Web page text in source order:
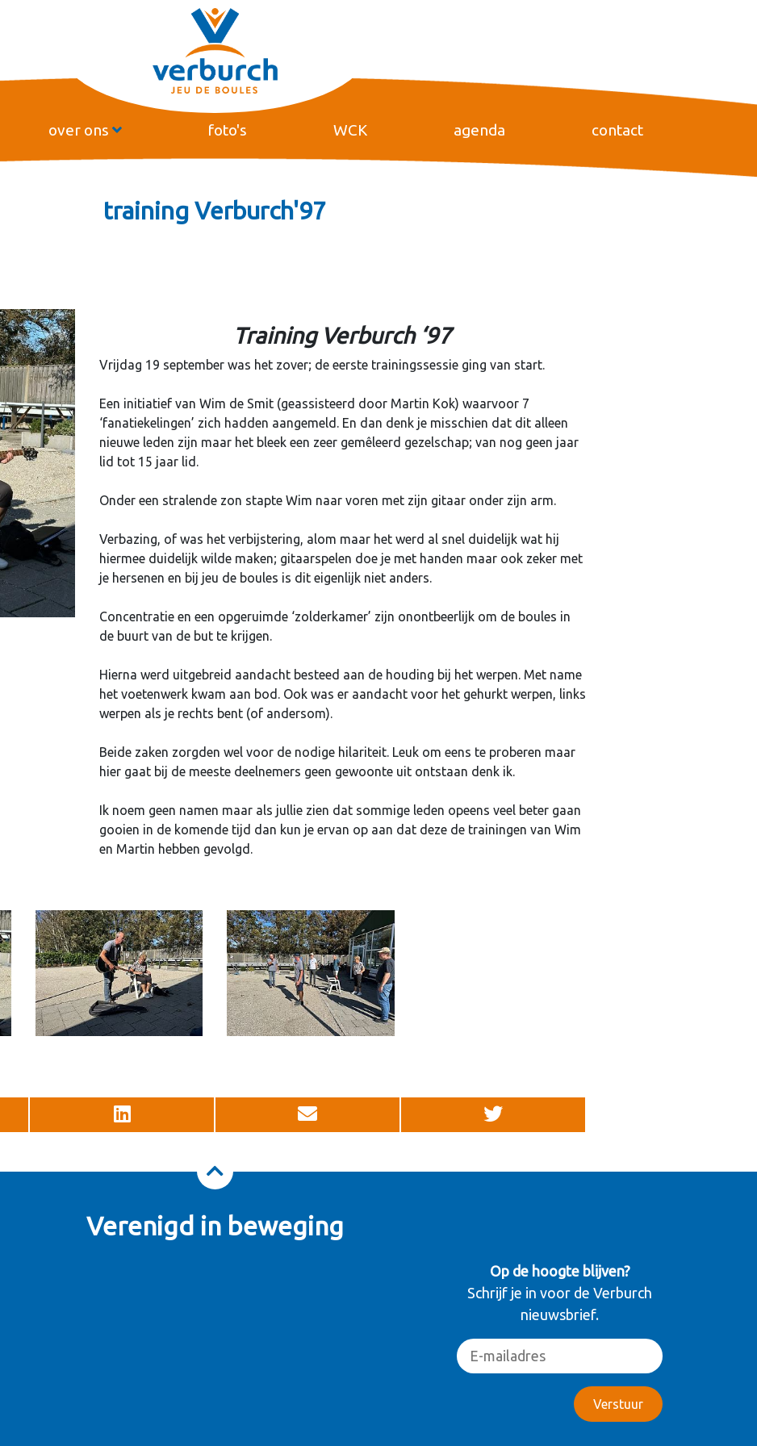
over ons foto's WCK agenda contact
training Verburch'97
Training Verburch ‘97
Vrijdag 19 september was het zover; de eerste trainingssessie ging van start.
Een initiatief van Wim de Smit (geassisteerd door Martin Kok) waarvoor 7
‘fanatiekelingen’ zich hadden aangemeld. En dan denk je misschien dat dit alleen
nieuwe leden zijn maar het bleek een zeer gemêleerd gezelschap; van nog geen jaar
lid tot 15 jaar lid.
Onder een stralende zon stapte Wim naar voren met zijn gitaar onder zijn arm.
Verbazing, of was het verbijstering, alom maar het werd al snel duidelijk wat hij
hiermee duidelijk wilde maken; gitaarspelen doe je met handen maar ook zeker met
je hersenen en bij jeu de boules is dit eigenlijk niet anders.
Concentratie en een opgeruimde ‘zolderkamer’ zijn onontbeerlijk om de boules in
de buurt van de but te krijgen.
Hierna werd uitgebreid aandacht besteed aan de houding bij het werpen. Met name
het voetenwerk kwam aan bod. Ook was er aandacht voor het gehurkt werpen, links
werpen als je rechts bent (of andersom).
Beide zaken zorgden wel voor de nodige hilariteit. Leuk om eens te proberen maar
hier gaat bij de meeste deelnemers geen gewoonte uit ontstaan denk ik.
Ik noem geen namen maar als jullie zien dat sommige leden opeens veel beter gaan
gooien in de komende tijd dan kun je ervan op aan dat deze de trainingen van Wim
en Martin hebben gevolgd.
Verenigd in beweging
Op de hoogte blijven?
Schrijf je in voor de Verburch
nieuwsbrief.